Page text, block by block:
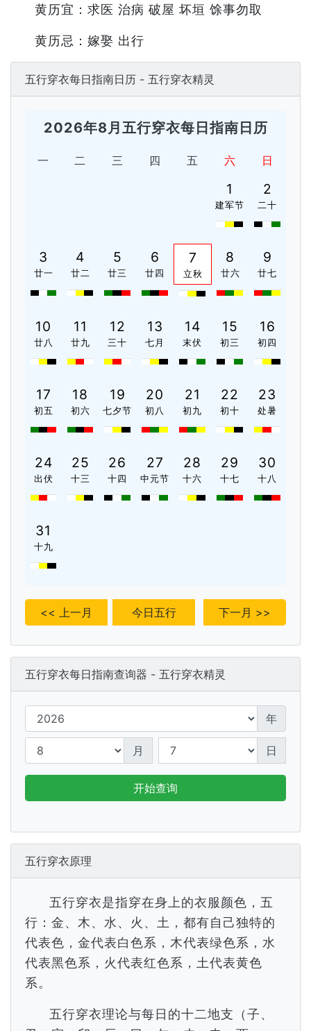
黄历宜：求医 治病 破屋 坏垣 馀事勿取
黄历忌：嫁娶 出行
五行穿衣每日指南日历 - 五行穿衣精灵
2026年8月五行穿衣每日指南日历
一 二 三 四 五 六 日
1
建军节
2
二十
3
廿一
4
廿二
5
廿三
6
廿四
7
立秋
8
廿六
9
廿七
10
廿八
11
廿九
12
三十
13
七月
14
末伏
15
初三
16
初四
17
初五
18
初六
19
七夕节
20
初八
21
初九
22
初十
23
处暑
24
出伏
25
十三
26
十四
27
中元节
28
十六
29
十七
30
十八
31
十九
<< 上一月 今日五行 下一月 >>
五行穿衣每日指南查询器 - 五行穿衣精灵
年
月 日
开始查询
五行穿衣原理
五行穿衣是指穿在身上的衣服颜色，五
行：金、木、水、火、土，都有自己独特的
代表色，金代表白色系，木代表绿色系，水
代表黑色系，火代表红色系，土代表黄色
系。
五行穿衣理论与每日的十二地支（子、